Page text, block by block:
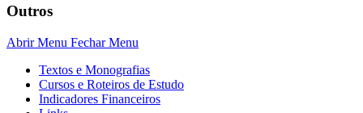
Outros
Abrir Menu Fechar Menu
Textos e Monografias
Cursos e Roteiros de Estudo
Indicadores Financeiros